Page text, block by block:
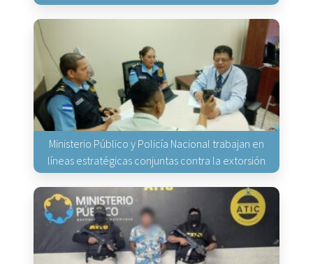
Ministerio Público y Policía Nacional trabajan en
líneas estratégicas conjuntas contra la extorsión